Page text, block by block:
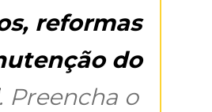
reformas
do
Preencha o